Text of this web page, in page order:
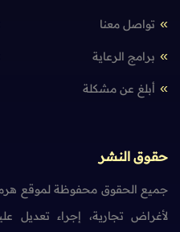
تواصل معنا
برامج الرعاية
أبلغ عن مشكلة
حقوق النشر
جميع الحقوق محفوظة لموقع
لأغراض تجارية، إجراء تعديل